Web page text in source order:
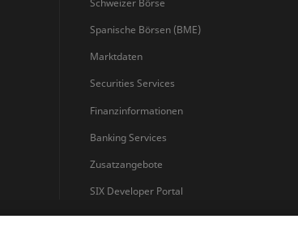
Spanische Börsen (BME)
Marktdaten
Securities Services
Finanzinformationen
Banking Services
Zusatzangebote
SIX Developer Portal